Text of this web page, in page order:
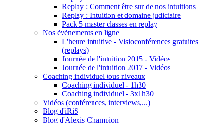
Replay : Comment être sur de nos intuitions
Replay : Intuition et domaine judiciaire
Pack 5 master classes en replay
Nos événements en ligne
L'heure intuitive - Visioconférences gratuites
(replays)
Journée de l'intuition 2015 - Vidéos
Journée de l'intuition 2017 - Vidéos
Coaching individuel tous niveaux
Coaching individuel - 1h30
Coaching individuel - 3x1h30
Vidéos (conférences, interviews,...)
Blog d'iRiS
Blog d'Alexis Champion